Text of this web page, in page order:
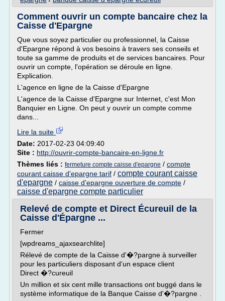
Comment ouvrir un compte bancaire chez la
Caisse d'Epargne
Que vous soyez particulier ou professionnel, la Caisse
d'Epargne répond à vos besoins à travers ses conseils et
toute sa gamme de produits et de services bancaires. Pour
ouvrir un compte, l'opération se déroule en ligne.
Explication.
L'agence en ligne de la Caisse d'Epargne
L'agence de la Caisse d'Epargne sur Internet, c'est Mon
Banquier en Ligne. On peut y ouvrir un compte comme
dans...
Lire la suite
Date: 2017-02-23 04:09:40
Site : http://ouvrir-compte-bancaire-en-ligne.fr
Thèmes liés : fermeture compte caisse d'epargne / compte
courant caisse d'epargne tarif / compte courant caisse
d'epargne / caisse d'epargne ouverture de compte /
caisse d'epargne compte particulier
Relevé de compte et Direct Écureuil de la
Caisse d'Épargne ...
Fermer
[wpdreams_ajaxsearchlite]
Rélevé de compte de la Caisse d'�?pargne à surveiller
pour les particuliers disposant d'un espace client
Direct �?cureuil
Un million et six cent mille transactions ont buggé dans le
système informatique de la Banque Caisse d'�?pargne .